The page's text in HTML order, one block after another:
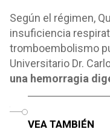
Según el régimen,
insuficiencia
tromboembolismo
Universitario Dr.
una hemorragia
VEA TAMBIÉN